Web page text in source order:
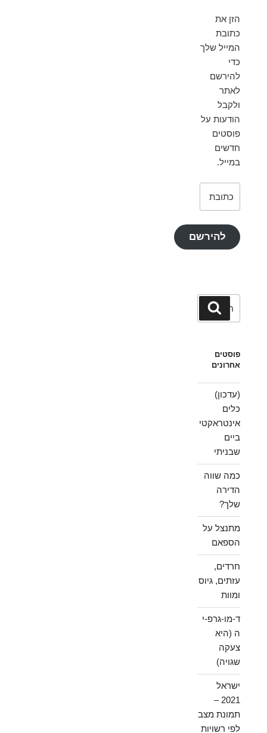
הזן את
כתובת
המייל שלך
כדי
להירשם
לאתר
ולקבל
הודעות על
פוסטים
חדשים
במייל.
דואר
להירשם
חפש: חיפוש
פוסטים
אחרונים
(עדכון)
כלים
אינטראקטי
ביים
שבניתי
כמה שווה
הדירה
שלך?
מתנצל על
הספאם
חרדים,
עזתים, גיוס
ומוות
ד-מו-גרפ-י
ה (היא
צעקה
שגויה)
ישראל
2021 –
תמונת מצב
לפי רשויות